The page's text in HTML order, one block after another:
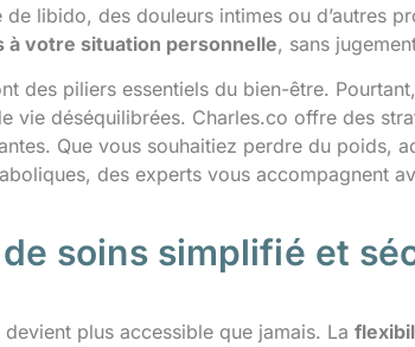
libido, des douleurs intimes ou d’autres
à votre situation personnelle, sans
des piliers essentiels du bien-être.
vie déséquilibrées. Charles.co offre des
Que vous souhaitiez perdre du poids,
des experts vous accompagnent
soins simplifié et
plus accessible que jamais. La